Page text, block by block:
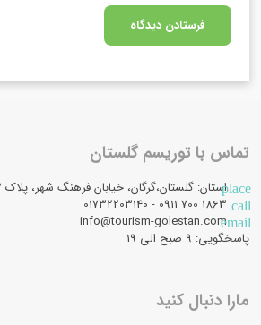
تماس با توریسم گلستان
placeاستان: گلستان،گرگان، خیابان فرهنگ شهر، پلاک 17، طبقه: همکف،
call
email
info@tourism-golestan.com
پاسخگویی: ۹ صبح الی 19
مارا دنبال کنید